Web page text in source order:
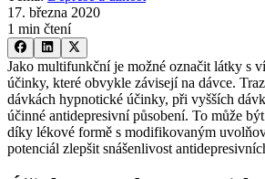
17. března 2020
1 min čtení
Jako multifunkční je možné označit látky s
účinky, které obvykle závisejí na dávce.
dávkách hypnotické účinky, při vyšších
účinné antidepresivní působení. To může
díky lékové formě s modifikovaným
potenciál zlepšit snášenlivost